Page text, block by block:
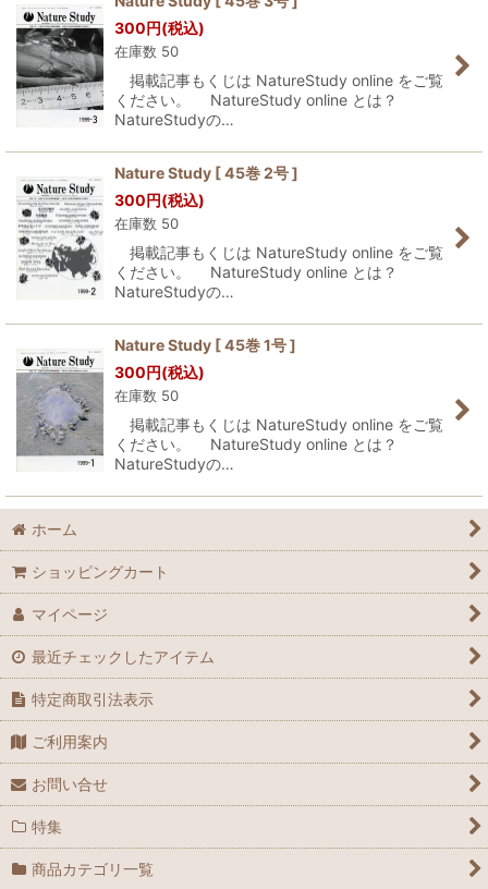
300円(税込)
在庫数 50
掲載記事もくじは NatureStudy online をご覧
ください。 NatureStudy online とは？
NatureStudyの…
Nature Study [ 45巻 2号 ]
300円(税込)
在庫数 50
掲載記事もくじは NatureStudy online をご覧
ください。 NatureStudy online とは？
NatureStudyの…
Nature Study [ 45巻 1号 ]
300円(税込)
在庫数 50
掲載記事もくじは NatureStudy online をご覧
ください。 NatureStudy online とは？
NatureStudyの…
ホーム
ショッピングカート
マイページ
最近チェックしたアイテム
特定商取引法表示
ご利用案内
お問い合せ
特集
商品カテゴリ一覧